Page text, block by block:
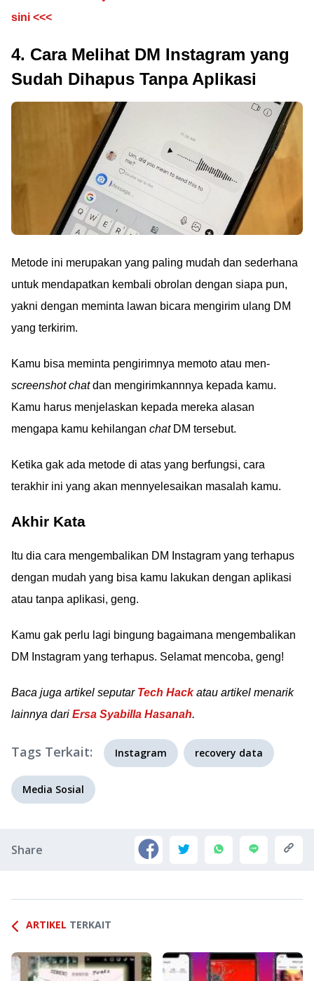
sini <<<
4. Cara Melihat DM Instagram yang
Sudah Dihapus Tanpa Aplikasi
Metode ini merupakan yang paling mudah dan sederhana
untuk mendapatkan kembali obrolan dengan siapa pun,
yakni dengan meminta lawan bicara mengirim ulang DM
yang terkirim.
Kamu bisa meminta pengirimnya memoto atau men-
screenshot chatdan mengirimkannnya kepada kamu.
Kamu harus menjelaskan kepada mereka alasan
mengapa kamu kehilangan chatDM tersebut.
Ketika gak ada metode di atas yang berfungsi, cara
terakhir ini yang akan mennyelesaikan masalah kamu.
Akhir Kata
Itu dia cara mengembalikan DM Instagram yang terhapus
dengan mudah yang bisa kamu lakukan dengan aplikasi
atau tanpa aplikasi, geng.
Kamu gak perlu lagi bingung bagaimana mengembalikan
DM Instagram yang terhapus. Selamat mencoba, geng!
Baca juga artikel seputar Tech Hackatau artikel menarik
lainnya dari Ersa Syabilla Hasanah.
Tags Terkait: Instagram recovery data
Media Sosial
Share
ARTIKEL TERKAIT